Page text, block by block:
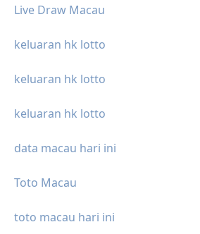
Live Draw Macau
keluaran hk lotto
keluaran hk lotto
keluaran hk lotto
data macau hari ini
Toto Macau
toto macau hari ini